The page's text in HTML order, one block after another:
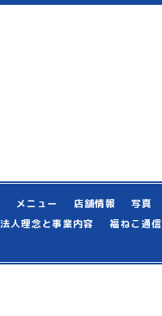
メニュー 店舗情報 写真
法人理念と事業内容 福ねこ通信